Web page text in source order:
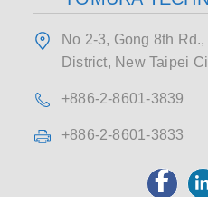
No 2-3, Gong 8th
District, New Taipei
+886-2-8601-3839
+886-2-8601-3833